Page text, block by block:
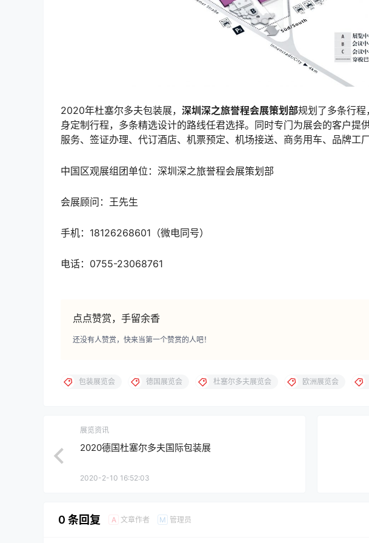
2020年杜塞尔多夫包装展， 深圳深之旅誉程会展策划部规划了多条行
身定制行程，多条精选设计的路线任君选择。同时专门为展会的客户提
服务、签证办理、代订酒店、机票预定、机场接送、商务用车、品牌工
中国区观展组团单位：深圳深之旅誉程会展策划部
会展顾问：王先生
手机：18126268601（微电同号）
电话：0755-23068761
点点赞赏，手留余香
还没有人赞赏，快来当第一个赞赏的人吧！
包装展览会 德国展览会 杜塞尔多夫展览会 欧洲展览会
展览资讯
2020德国杜塞尔多夫国际包装展
2020-2-10 16:52:03
0 条回复 A 文章作者 M 管理员